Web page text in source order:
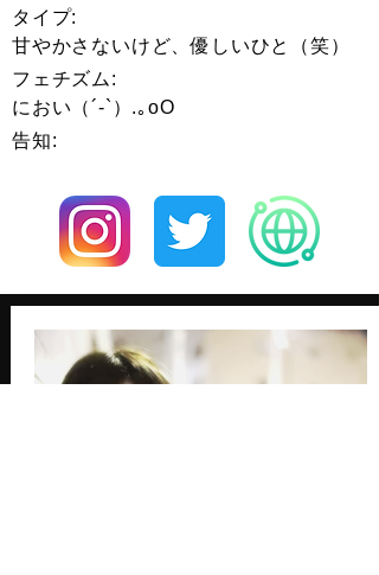
タイプ:
甘やかさないけど、優しいひと（笑）
​フェチズム:
におい（´-`）.｡oO
告知: